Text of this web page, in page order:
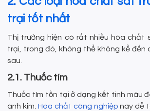
trại tốt nhất
Thị trường hiện có rất nhiều hóa chất
trại, trong đó, không thể không kể đến
sau.
2.1. Thuốc tím
Thuốc tím tồn tại ở dạng kết tinh màu
ánh kim. Hóa chất công nghiệp này dễ